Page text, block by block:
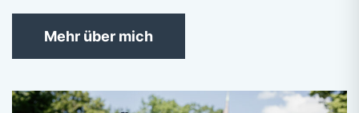
Mehr über mich